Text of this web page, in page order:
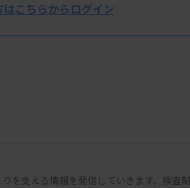
こちらからログイン
を支える情報を発信していきます。検査